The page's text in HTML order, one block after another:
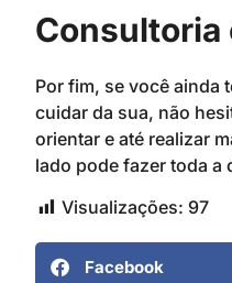
Consultoria
Por fim, se você ainda
cuidar da sua, não
orientar e até realizar
lado pode fazer toda a
Visualizações: 97
Facebook